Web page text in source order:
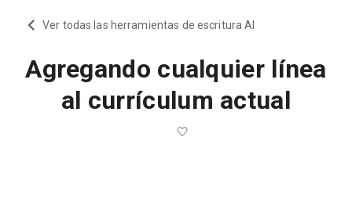
Ver todas las herramientas de escritura AI
Agregando cualquier línea
al currículum actual